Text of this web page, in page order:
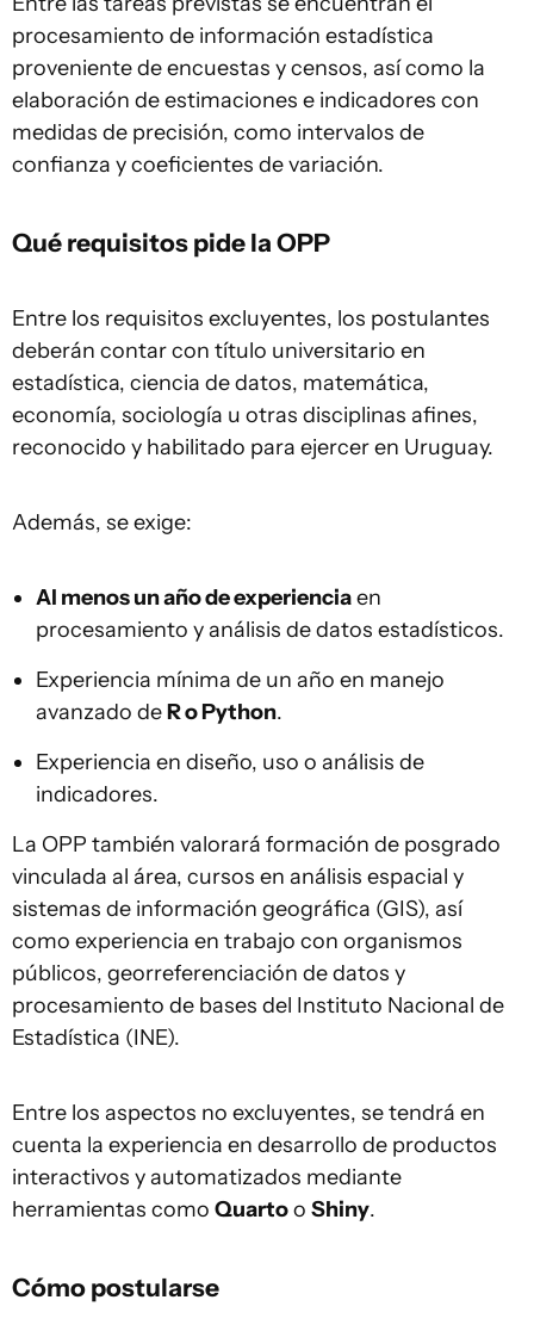
procesamiento de información estadística
proveniente de encuestas y censos, así como la
elaboración de estimaciones e indicadores con
medidas de precisión, como intervalos de
confianza y coeficientes de variación.
Qué requisitos pide la OPP
Entre los requisitos excluyentes, los postulantes
deberán contar con título universitario en
estadística, ciencia de datos, matemática,
economía, sociología u otras disciplinas afines,
reconocido y habilitado para ejercer en Uruguay.
Además, se exige:
Al menos un año de experienciaen
procesamiento y análisis de datos estadísticos.
Experiencia mínima de un año en manejo
avanzado deR o Python.
Experiencia en diseño, uso o análisis de
indicadores.
La OPP también valorará formación de posgrado
vinculada al área, cursos en análisis espacial y
sistemas de información geográfica (GIS), así
como experiencia en trabajo con organismos
públicos, georreferenciación de datos y
procesamiento de bases del Instituto Nacional de
Estadística (INE).
Entre los aspectos no excluyentes, se tendrá en
cuenta la experiencia en desarrollo de productos
interactivos y automatizados mediante
herramientas como Quartoo Shiny.
Cómo postularse